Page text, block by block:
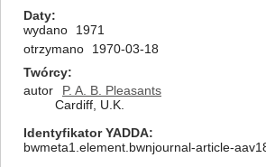
Daty
wydano
1971
otrzymano
1970-03-18
Twórcy
autor
P. A. B. Pleasants
Cardiff, U.K.
Identyfikator YADDA
bwmeta1.element.bwnjournal-article-